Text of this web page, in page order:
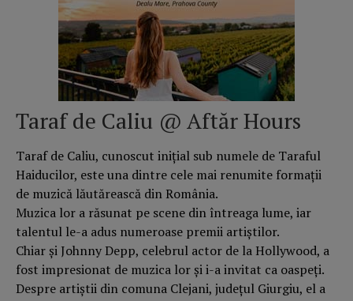
Taraf de Caliu @ Aftăr Hours
Taraf de Caliu, cunoscut inițial sub numele de Taraful
Haiducilor, este una dintre cele mai renumite formații
de muzică lăutărească din România.
Muzica lor a răsunat pe scene din întreaga lume, iar
talentul le-a adus numeroase premii artiștilor.
Chiar și Johnny Depp, celebrul actor de la Hollywood, a
fost impresionat de muzica lor și i-a invitat ca oaspeți.
Despre artiștii din comuna Clejani, județul Giurgiu, el a